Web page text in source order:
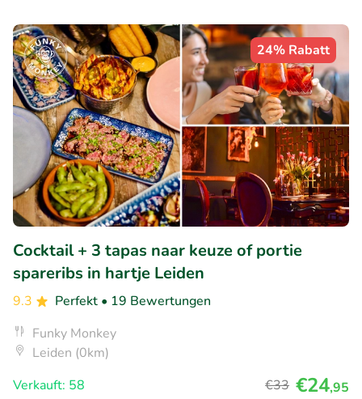
24% Rabatt
Cocktail + 3 tapas naar keuze of portie
spareribs in hartje Leiden
9.3 Perfekt • 19 Bewertungen
Funky Monkey
Leiden (0km)
Verkauft: 58
€33 €24,95